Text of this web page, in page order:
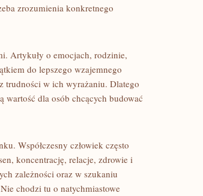
zrozumienia konkretnego
Artykuły o emocjach, rodzinie,
do lepszego wzajemnego
trudności w ich wyrażaniu. Dlatego
dla osób chcących budować
Współczesny człowiek często
koncentrację, relacje, zdrowie i
zależności oraz w szukaniu
chodzi tu o natychmiastowe